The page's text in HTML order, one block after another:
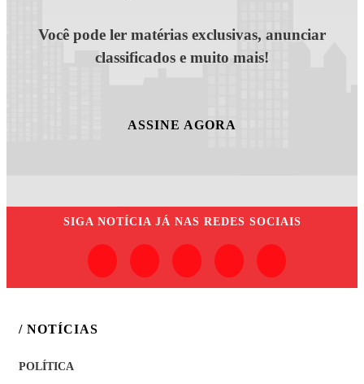
Você pode ler matérias exclusivas, anunciar
classificados e muito mais!
ASSINE AGORA
SIGA NOTÍCIA JÁ NAS REDES SOCIAIS
/ NOTÍCIAS
POLÍTICA